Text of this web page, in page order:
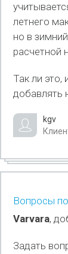
летнего
но в
расчетной
Так ли это,
добавлять
kgv
Вопросы
Varvara,
Задать